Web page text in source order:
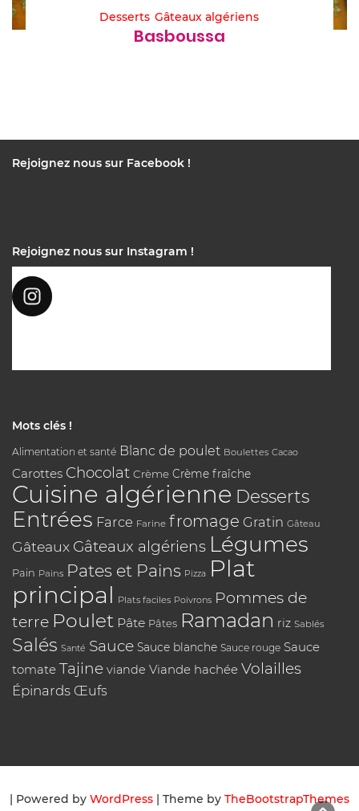
Desserts Gâteaux algériens
Basboussa
Rejoignez nous sur Facebook !
Rejoignez nous sur Instagram !
Mots clés !
Alimentation et santé Blanc de poulet Boulettes Cacao
Carottes Chocolat Crème Crème fraîche
Cuisine algérienne Desserts
Entrées Farce Farine fromage Gratin Gâteau
Gâteaux Gâteaux algériens Légumes
Pain Pains Pates et Pains Pizza Plat
principal Plats faciles Poivrons Pommes de
terre Poulet Pâte Pâtes Ramadan riz Sablés
Salés Santé Sauce Sauce blanche Sauce rouge Sauce
tomate Tajine viande Viande hachée Volailles
Épinards Œufs
| Powered by WordPress | Theme by TheBootstrapThemes